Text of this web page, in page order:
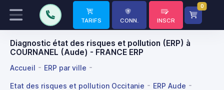
TARIFS CONN. INSCR
0
Diagnostic état des risques et pollution (ERP) à
COURNANEL (Aude) - FRANCE ERP
Accueil ERP par ville
Etat des risques et pollution Occitanie ERP Aude